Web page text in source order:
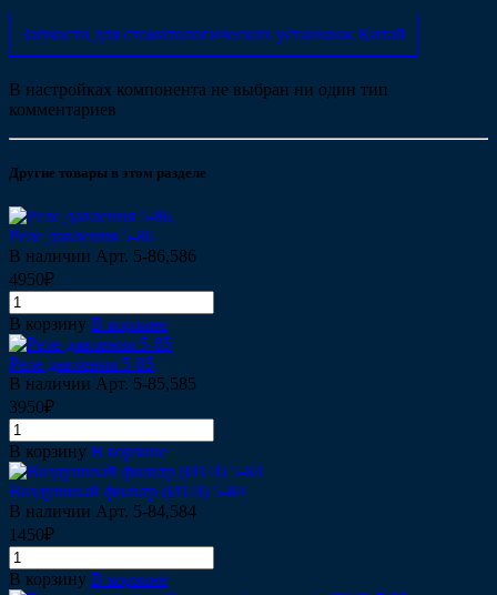
Запчасти для стоматологических установок Китай
В настройках компонента не выбран ни один тип
комментариев
Другие товары в этом разделе
Реле давления 5-86
В наличии Арт. 5-86,586
4950₽
В корзину В корзине
Реле давления 5-85
В наличии Арт. 5-85,585
3950₽
В корзину В корзине
Воздушный фильтр (Ø1/4) 5-84
В наличии Арт. 5-84,584
1450₽
В корзину В корзине